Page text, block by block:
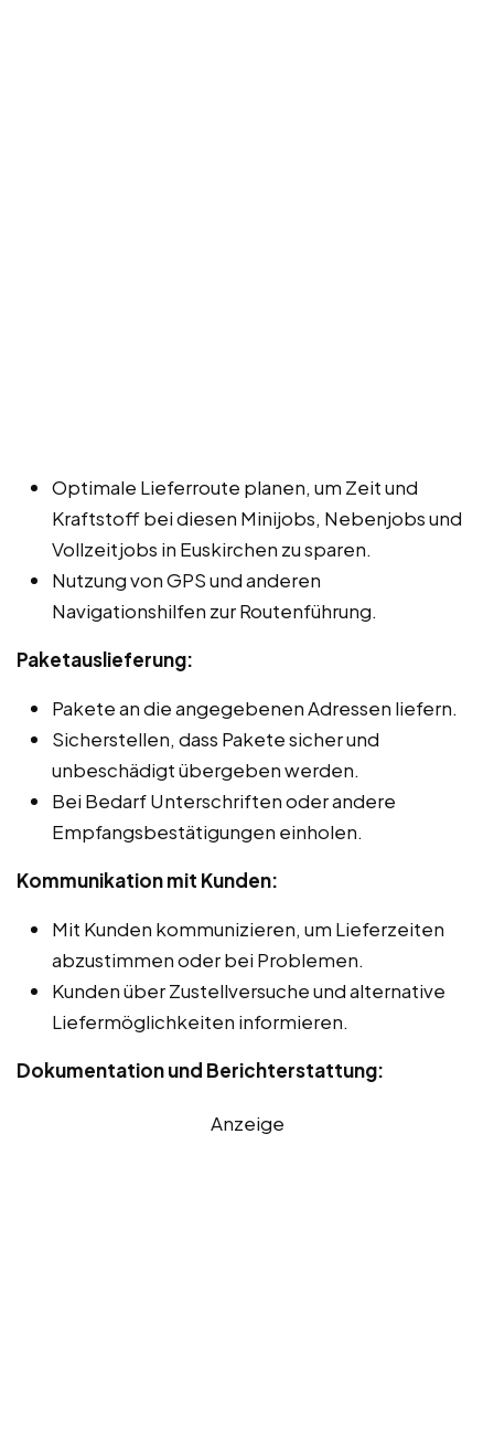
Optimale Lieferroute planen, um Zeit und
Kraftstoff bei diesen Minijobs, Nebenjobs und
Vollzeitjobs in Euskirchen zu sparen.
Nutzung von GPS und anderen
Navigationshilfen zur Routenführung.
Paketauslieferung:
Pakete an die angegebenen Adressen liefern.
Sicherstellen, dass Pakete sicher und
unbeschädigt übergeben werden.
Bei Bedarf Unterschriften oder andere
Empfangsbestätigungen einholen.
Kommunikation mit Kunden:
Mit Kunden kommunizieren, um Lieferzeiten
abzustimmen oder bei Problemen.
Kunden über Zustellversuche und alternative
Liefermöglichkeiten informieren.
Dokumentation und Berichterstattung:
Anzeige